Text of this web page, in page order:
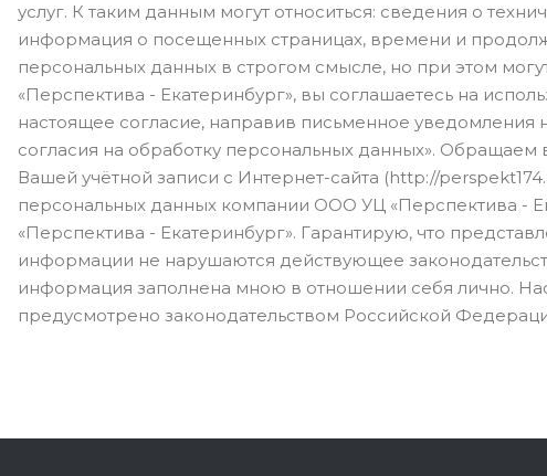
услуг. К таким данным могут относиться: сведения о
информация о посещенных страницах, времени и
персональных данных в строгом смысле, но при этом
«Перспектива - Екатеринбург», вы соглашаетесь на
настоящее согласие, направив письменное уведомления
согласия на обработку персональных данных».
Вашей учётной записи с Интернет-сайта (http://
персональных данных компании ООО УЦ «Перспектива -
«Перспектива - Екатеринбург». Гарантирую, что
информации не нарушаются действующее
информация заполнена мною в отношении себя лично.
предусмотрено законодательством Российской